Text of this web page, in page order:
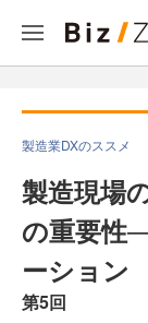
製造業DXのススメ
製造現場
の重要性
ーション
第5回